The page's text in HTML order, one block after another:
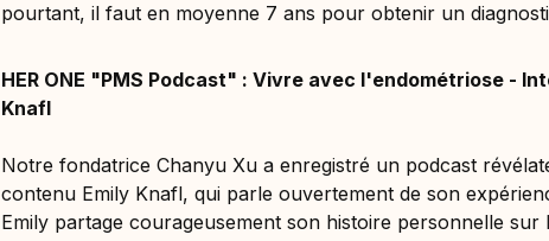
pourtant, il faut en moyenne 7 ans pour obtenir un
HER ONE "PMS Podcast" : Vivre avec l'endométriose -
Knafl
Notre fondatrice Chanyu Xu a enregistré un podcast
contenu Emily Knafl, qui parle ouvertement de son
Emily partage courageusement son histoire personnelle